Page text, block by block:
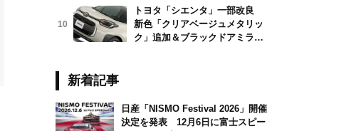
10
トヨタ「シエンタ」一部改良
新色「クリアベージュメタリッ
ク」追加＆ブラックドアミラー
新着記事
日産「NISMO Festival 2026」開催
決定を発表 12月6日に富士スピー